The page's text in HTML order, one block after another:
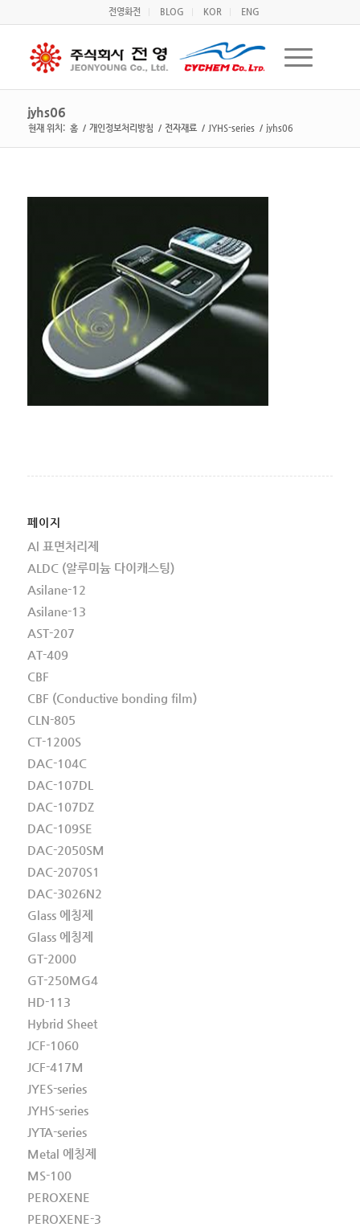
전영화전 BLOG KOR ENG
jyhs06
현재 위치: 홈 / 개인정보처리방침 / 전자재료 / JYHS-series / jyhs06
페이지
Al 표면처리제
ALDC (알루미늄 다이캐스팅)
Asilane-12
Asilane-13
AST-207
AT-409
CBF
CBF (Conductive bonding film)
CLN-805
CT-1200S
DAC-104C
DAC-107DL
DAC-107DZ
DAC-109SE
DAC-2050SM
DAC-2070S1
DAC-3026N2
Glass 에칭제
Glass 에칭제
GT-2000
GT-250MG4
HD-113
Hybrid Sheet
JCF-1060
JCF-417M
JYES-series
JYHS-series
JYTA-series
Metal 에칭제
MS-100
PEROXENE
PEROXENE-3